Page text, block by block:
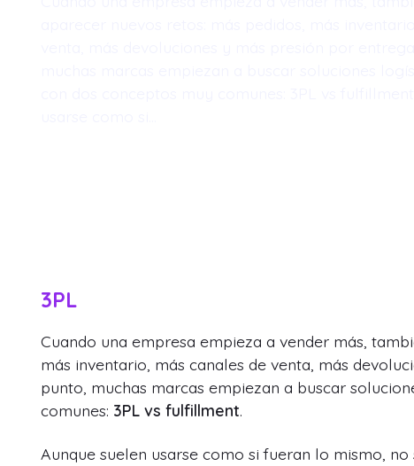
3PL
Cuando una empresa empieza a vender más,
más inventario, más canales de venta, más
punto, muchas marcas empiezan a buscar
comunes: 3PL vs fulfillment.
Aunque suelen usarse como si fueran lo mismo,